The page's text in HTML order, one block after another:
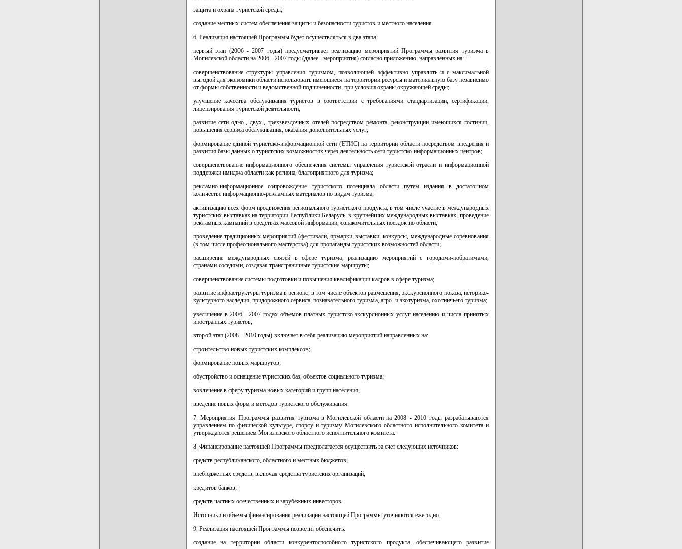
защита и охрана туристской среды;
создание местных систем обеспечения защиты и безопасности туристов и местного населения.
6. Реализация настоящей Программы будет осуществляться в два этапа:
первый этап (2006 - 2007 годы) предусматривает реализацию мероприятий Программы развития туризма в
Могилевской области на 2006 - 2007 годы (далее - мероприятия) согласно приложению, направленных на:
совершенствование структуры управления туризмом, позволяющей эффективно управлять и с максимальной
выгодой для экономики области использовать имеющиеся на территории ресурсы и материальную базу независимо
от формы собственности и ведомственной подчиненности, при условии охраны окружающей среды;.
улучшение качества обслуживания туристов в соответствии с требованиями стандартизации, сертификации,
лицензирования туристской деятельности;
развитие сети одно-, двух-, трехзвездочных отелей посредством ремонта, реконструкции имеющихся гостиниц,
повышения сервиса обслуживания, оказания дополнительных услуг;
формирование единой туристско-информационной сети (ЕТИС) на территории области посредством внедрения и
развития базы данных о туристских возможностях через деятельность сети туристско-информационных центров;
совершенствование информационного обеспечения системы управления туристской отрасли и информационной
поддержки имиджа области как региона, благоприятного для туризма;
рекламно-информационное сопровождение туристского потенциала области путем издания в достаточном
количестве информационно-рекламных материалов по видам туризма;
активизацию всех форм продвижения регионального туристского продукта, в том числе участие в международных
туристских выставках на территории Республики Беларусь, в крупнейших международных выставках, проведение
рекламных кампаний в средствах массовой информации, ознакомительных поездок по области;
проведение традиционных мероприятий (фестивали, ярмарки, выставки, конкурсы, международные соревнования
(в том числе профессионального мастерства) для пропаганды туристских возможностей области;
расширение международных связей в сфере туризма, реализацию мероприятий с городами-побратимами,
странами-соседями, создавая трансграничные туристские маршруты;
совершенствование системы подготовки и повышения квалификации кадров в сфере туризма;
развитие инфраструктуры туризма в регионе, в том числе объектов размещения, экскурсионного показа, историко-
культурного наследия, придорожного сервиса, познавательного туризма, агро- и экотуризма, охотничьего туризма;
увеличение в 2006 - 2007 годах объемов платных туристско-экскурсионных услуг населению и числа принятых
иностранных туристов;
второй этап (2008 - 2010 годы) включает в себя реализацию мероприятий направленных на:
строительство новых туристских комплексов;
формирование новых маршрутов;
обустройство и оснащение туристских баз, объектов социального туризма;
вовлечение в сферу туризма новых категорий и групп населения;
введение новых форм и методов туристского обслуживания.
7. Мероприятия Программы развития туризма в Могилевской области на 2008 - 2010 годы разрабатываются
управлением по физической культуре, спорту и туризму Могилевского областного исполнительного комитета и
утверждаются решением Могилевского областного исполнительного комитета.
8. Финансирование настоящей Программы предполагается осуществить за счет следующих источников:
средств республиканского, областного и местных бюджетов;
внебюджетных средств, включая средства туристских организаций;
кредитов банков;
средств частных отечественных и зарубежных инвесторов.
Источники и объемы финансирования реализации настоящей Программы уточняются ежегодно.
9. Реализация настоящей Программы позволит обеспечить:
создание на территории области конкурентоспособного туристского продукта, обеспечивающего развитие